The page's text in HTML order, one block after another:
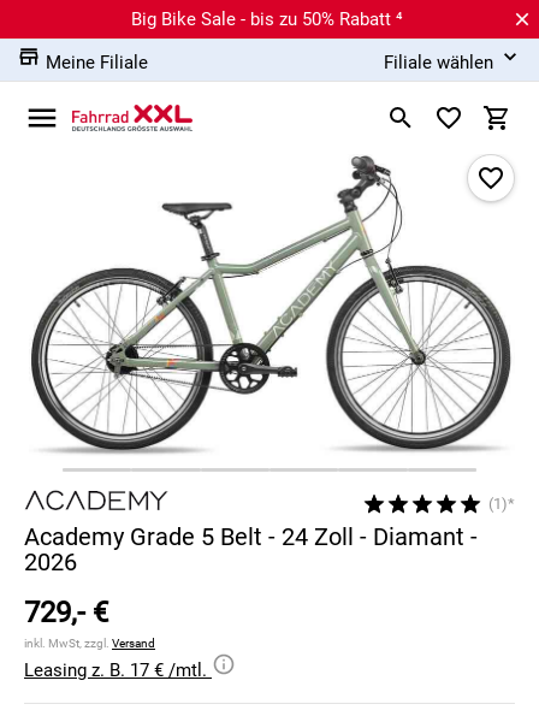
Big Bike Sale - bis zu 50% Rabatt ⁴
Meine Filiale
Filiale wählen
(1)*
Academy Grade 5 Belt - 24 Zoll - Diamant -
2026
729,- €
inkl. MwSt, zzgl. Versand
Leasing z. B. 17 € /mtl.